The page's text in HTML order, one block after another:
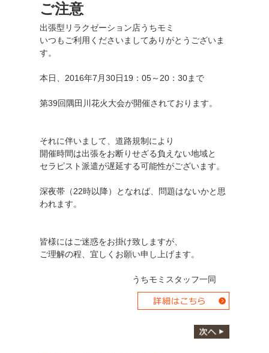
ご注意
出張型リラクゼーション店うちモミ
いつもご利用くださいましてありがとうございま
す。
本日、2016年7月30日19：05～20：30まで
第39回隅田川花火大会が開催されております。
それに伴いまして、道路規制により
開催時間は出張をお断りせざる負えない地域と
セラピスト派遣が遅延する可能性がございます。
深夜帯（22時以降）となれば、問題はないかと思
われます。
皆様にはご迷惑をお掛け致しますが、
ご理解の程、宜しくお願い申し上げます。
うちモミスタッフ一同